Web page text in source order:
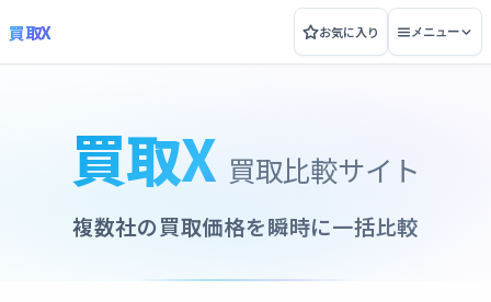
買取X お気に入り メニュー
買取X 買取比較サイト
複数社の買取価格を瞬時に一括比較